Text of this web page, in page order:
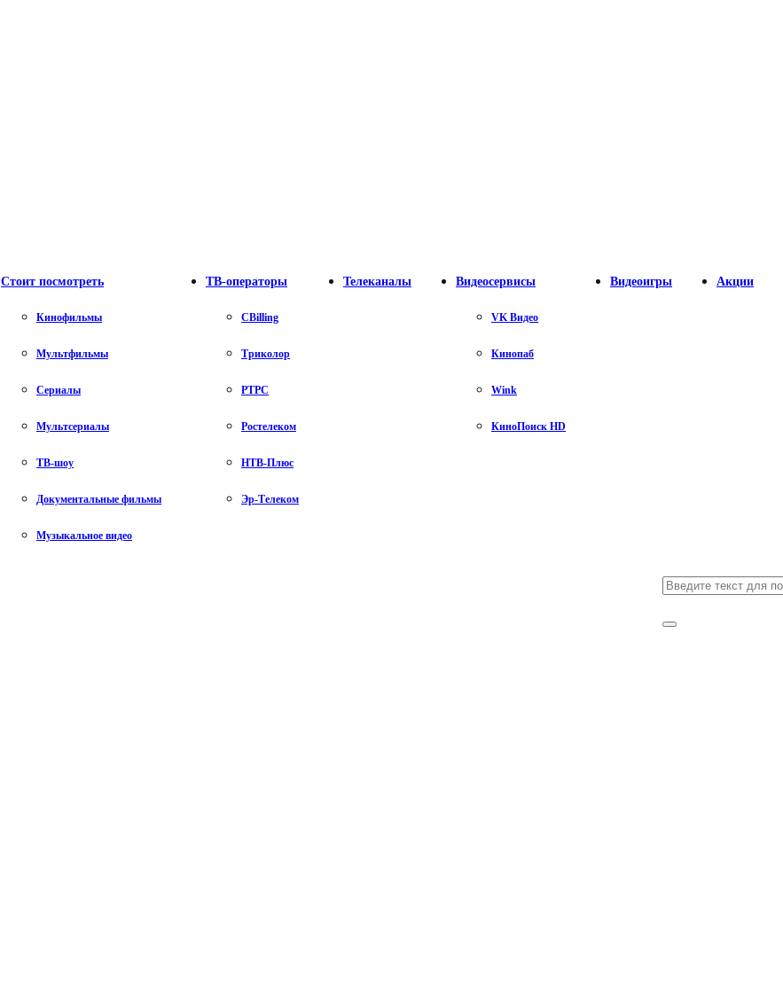
Стоит посмотреть
Кинофильмы
Мультфильмы
Сериалы
Мультсериалы
ТВ-шоу
Документальные фильмы
Музыкальное видео
ТВ-операторы
CBilling
Триколор
РТРС
Ростелеком
НТВ-Плюс
Эр-Телеком
Телеканалы Видеосервисы
VK Видео
Кинопаб
Wink
КиноПоиск HD
Видеоигры Акции
Search
for:
Search